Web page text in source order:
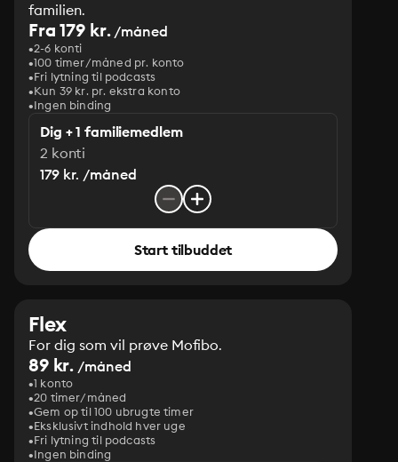
familien.
Fra 179 kr./måned
2-6 konti
100 timer/måned pr. konto
Fri lytning til podcasts
Kun 39 kr. pr. ekstra konto
Ingen binding
Dig + 1 familiemedlem
2 konti
179 kr. /måned
Start tilbuddet
Flex
For dig som vil prøve Mofibo.
89 kr. /måned
1 konto
20 timer/måned
Gem op til 100 ubrugte timer
Eksklusivt indhold hver uge
Fri lytning til podcasts
Ingen binding